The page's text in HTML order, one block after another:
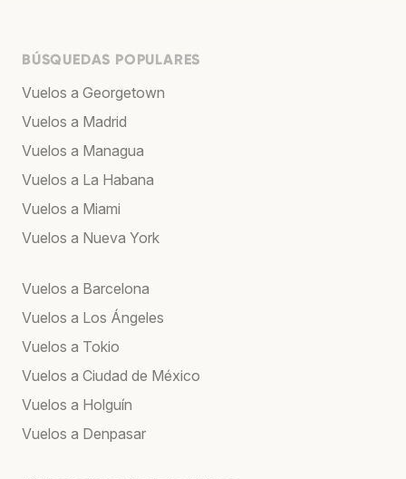
BÚSQUEDAS POPULARES
Vuelos a Georgetown
Vuelos a Madrid
Vuelos a Managua
Vuelos a La Habana
Vuelos a Miami
Vuelos a Nueva York
Vuelos a Barcelona
Vuelos a Los Ángeles
Vuelos a Tokio
Vuelos a Ciudad de México
Vuelos a Holguín
Vuelos a Denpasar